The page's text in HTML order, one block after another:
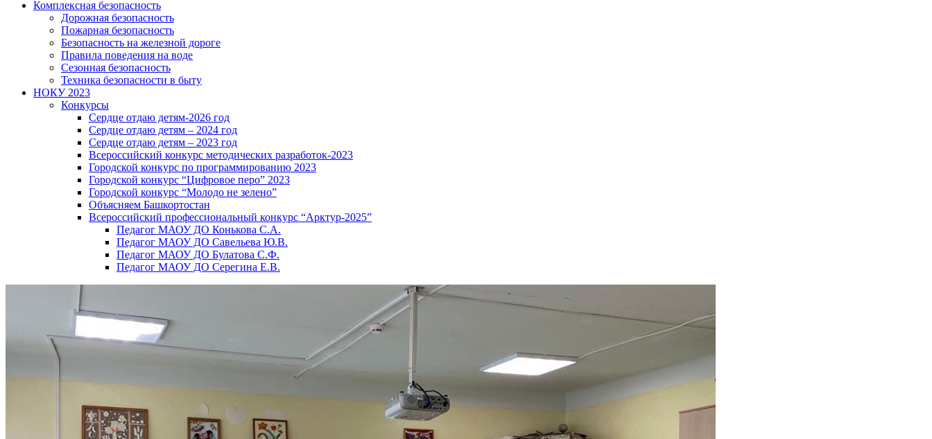
Комплексная безопасность
Дорожная безопасность
Пожарная безопасность
Безопасность на железной дороге
Правила поведения на воде
Сезонная безопасность
Техника безопасности в быту
НОКУ 2023
Конкурсы
Сердце отдаю детям-2026 год
Сердце отдаю детям – 2024 год
Сердце отдаю детям – 2023 год
Всероссийский конкурс методических разработок-2023
Городской конкурс по программированию 2023
Городской конкурс “Цифровое перо” 2023
Городской конкурс “Молодо не зелено”
Объясняем Башкортостан
Всероссийский профессиональный конкурс “Арктур-2025”
Педагог МАОУ ДО Конькова С.А.
Педагог МАОУ ДО Савельева Ю.В.
Педагог МАОУ ДО Булатова С.Ф.
Педагог МАОУ ДО Серегина Е.В.